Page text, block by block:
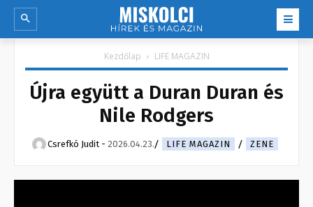
Kezdőlap LIFE MAGAZIN
Újra együtt a Duran Duran és
Nile Rodgers
Csrefkó Judit - 2026.04.23. LIFE MAGAZIN ZENE